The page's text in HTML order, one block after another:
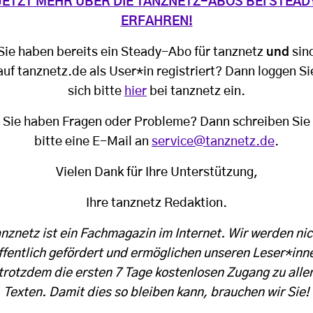
ERFAHREN!
haben bereits ein Steady-Abo für tanznetz und
tanznetz.de als User*in registriert? Dann loggen
sich bitte hier bei tanznetz ein.
Sie haben Fragen oder Probleme? Dann schreiben Sie
bitte eine E-Mail an service@tanznetz.de.
Vielen Dank für Ihre Unterstützung,
Ihre tanznetz Redaktion.
ist ein Fachmagazin im Internet. Wir werden
gefördert und ermöglichen unseren
die ersten 7 Tage kostenlosen Zugang zu
Texten. Damit dies so bleiben kann, brauchen wir Sie!